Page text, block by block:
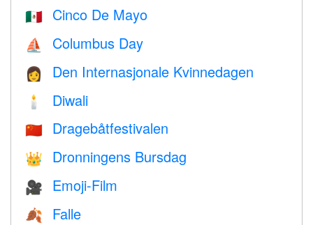
🇲🇽 Cinco De Mayo
⛵️ Columbus Day
👩 Den Internasjonale Kvinnedagen
🕯 Diwali
🇨🇳 Dragebåtfestivalen
👑 Dronningens Bursdag
🎥 Emoji-Film
🍂 Falle